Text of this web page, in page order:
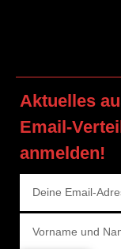
Aktuelles
Email-
anmelden!